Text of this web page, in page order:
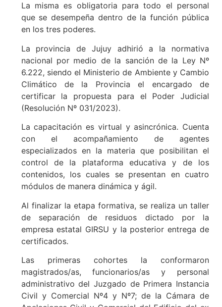
La misma es obligatoria para todo el personal
que se desempeña dentro de la función pública
en los tres poderes.
La provincia de Jujuy adhirió a la normativa
nacional por medio de la sanción de la Ley Nº
6.222, siendo el Ministerio de Ambiente y Cambio
Climático de la Provincia el encargado de
certificar la propuesta para el Poder Judicial
(Resolución Nº 031/2023).
La capacitación es virtual y asincrónica. Cuenta
con el acompañamiento de agentes
especializados en la materia que posibilitan el
control de la plataforma educativa y de los
contenidos, los cuales se presentan en cuatro
módulos de manera dinámica y ágil.
Al finalizar la etapa formativa, se realiza un taller
de separación de residuos dictado por la
empresa estatal GIRSU y la posterior entrega de
certificados.
Las primeras cohortes la conformaron
magistrados/as, funcionarios/as y personal
administrativo del Juzgado de Primera Instancia
Civil y Comercial Nº4 y Nº7; de la Cámara de